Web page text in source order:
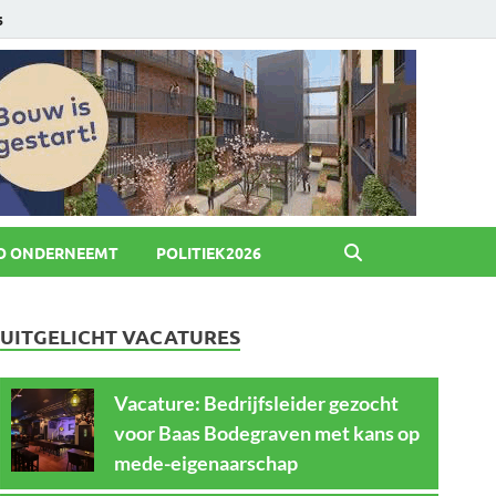
ONDERNEEMT POLITIEK2026
UITGELICHT VACATURES
Vacature: Bedrijfsleider gezocht
voor Baas Bodegraven met kans op
mede-eigenaarschap